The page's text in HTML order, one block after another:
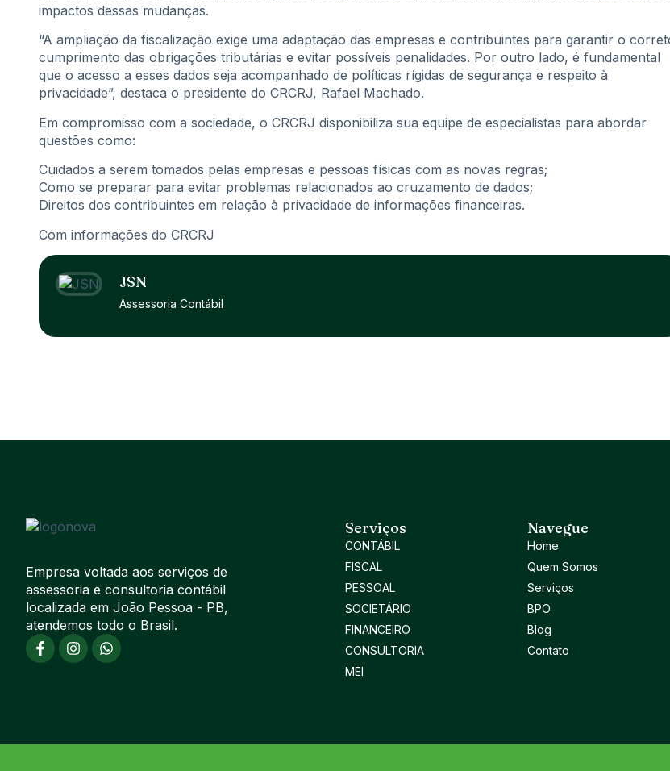
impactos dessas mudanças.
“A ampliação da fiscalização exige uma adaptação das empresas e contribuintes para garantir o
cumprimento das obrigações tributárias e evitar possíveis penalidades. Por outro lado, é fundamental
que o acesso a esses dados seja acompanhado de políticas rígidas de segurança e respeito à
privacidade”, destaca o presidente do CRCRJ, Rafael Machado.
Em compromisso com a sociedade, o CRCRJ disponibiliza sua equipe de especialistas para abordar
questões como:
Cuidados a serem tomados pelas empresas e pessoas físicas com as novas regras;
Como se preparar para evitar problemas relacionados ao cruzamento de dados;
Direitos dos contribuintes em relação à privacidade de informações financeiras.
Com informações do CRCRJ
JSN
Assessoria Contábil
Empresa voltada aos serviços de
assessoria e consultoria contábil
localizada em João Pessoa - PB,
atendemos todo o Brasil.
Serviços
CONTÁBIL
FISCAL
PESSOAL
SOCIETÁRIO
FINANCEIRO
CONSULTORIA
MEI
Navegue
Home
Quem Somos
Serviços
BPO
Blog
Contato